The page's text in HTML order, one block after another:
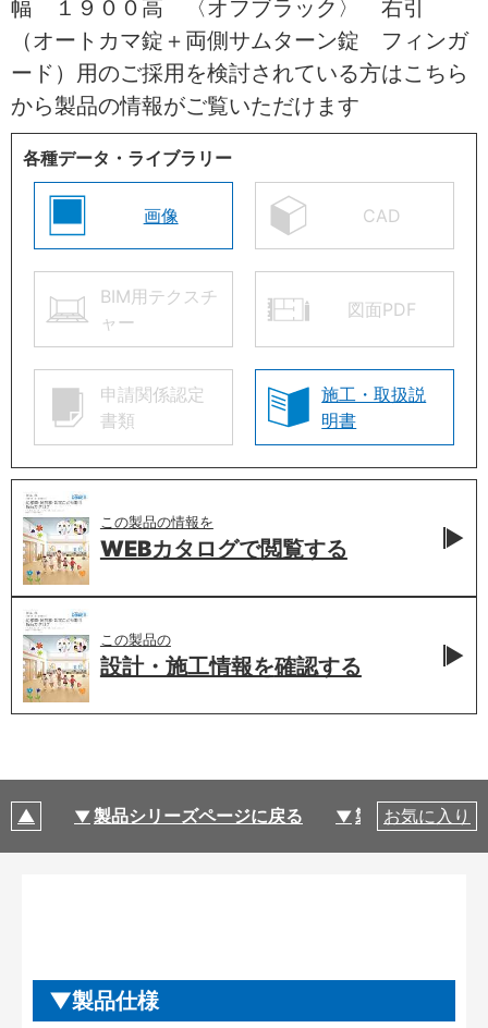
幅 １９００高 〈オフブラック〉 右引
（オートカマ錠＋両側サムターン錠 フィンガ
ード）用のご採用を検討されている方はこちら
から製品の情報がご覧いただけます
各種データ・ライブラリー
画像 CAD
BIM用テクスチ
ャー
図面PDF
申請関係認定
書類
施工・取扱説
明書
この製品の情報を
WEBカタログで閲覧する
この製品の
設計・施工情報を確認する
製品シリーズページに戻る 製品仕様
お気に入り
製品仕様